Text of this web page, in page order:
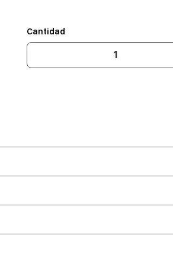
Cantidad